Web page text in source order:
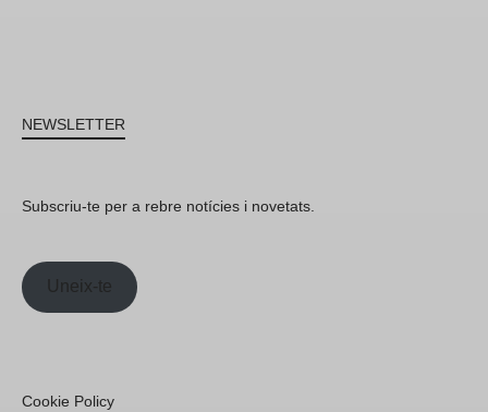
NEWSLETTER
Subscriu-te per a rebre notícies i novetats.
Uneix-te
Cookie Policy